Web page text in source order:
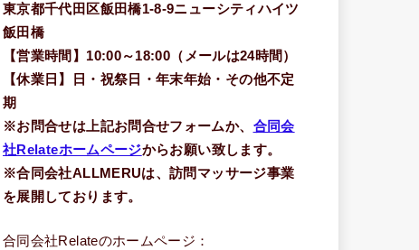
東京都千代田区飯田橋1-8-9ニューシティハイツ
飯田橋
【営業時間】10:00～18:00（メールは24時間）
【休業日】日・祝祭日・年末年始・その他不定
期
※お問合せは上記お問合せフォームか、 合同会
社Relateホームページからお願い致します。
※合同会社ALLMERUは、訪問マッサージ事業
を展開しております。
合同会社Relateのホームページ：